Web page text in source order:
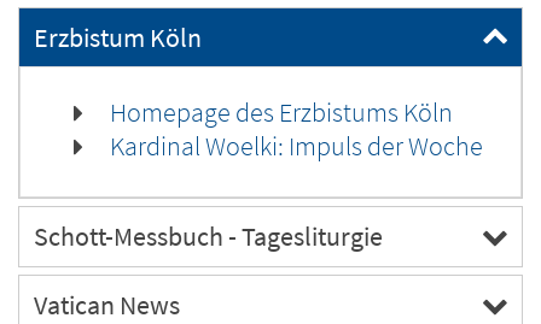
Erzbistum Köln
Homepage des Erzbistums Köln
Kardinal Woelki: Impuls der Woche
Schott-Messbuch - Tagesliturgie
Vatican News